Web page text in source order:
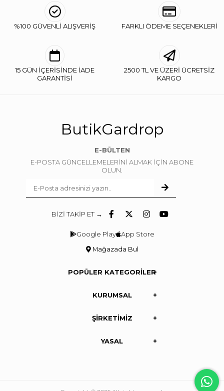
%100 GÜVENLİ ALIŞVERİŞ FARKLI ÖDEME SEÇENEKLERİ
15 GÜN İÇERİSİNDE İADE
GARANTİSİ
2500 TL VE ÜZERİ ÜCRETSİZ
KARGO
ButikGardrop
E-BÜLTEN
E-POSTA GÜNCELLEMELERİNİ ALMAK İÇİN ABONE
OLUN.
BİZİ TAKİP ET →
Google Play App Store
Mağazada Bul
POPÜLER KATEGORİLER
KURUMSAL
ŞİRKETİMİZ
YASAL